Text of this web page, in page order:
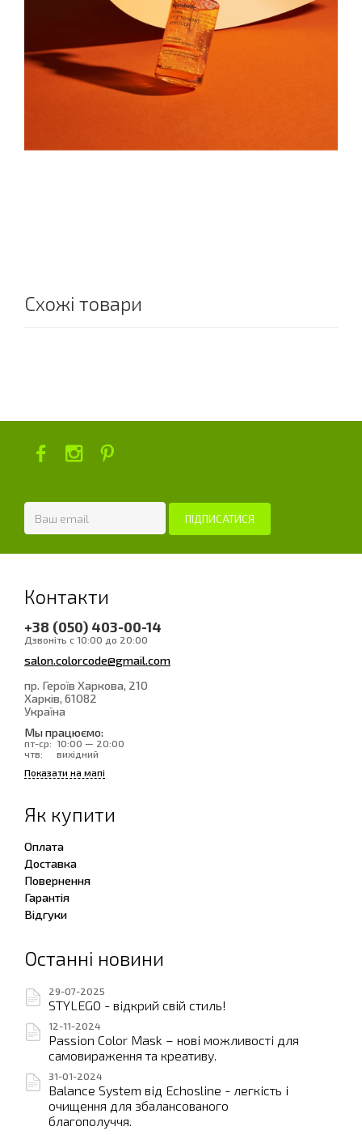
Схожі товари
Контакти
+38 (050) 403-00-14
Дзвоніть с 10:00 до 20:00
salon.colorcode@gmail.com
пр. Героїв Харкова, 210
Харків, 61082
Україна
Мы працюємо:
пт-ср: 10:00 — 20:00
чтв:
вихідний
Показати на мапі
Як купити
Оплата
Доставка
Повернення
Гарантія
Відгуки
Останні новини
29-07-2025
STYLEGO - відкрий свій стиль!
12-11-2024
Passion Color Mask – нові можливості для
самовираження та креативу.
31-01-2024
Balance System від Echosline - легкість і
очищення для збалансованого
благополуччя.